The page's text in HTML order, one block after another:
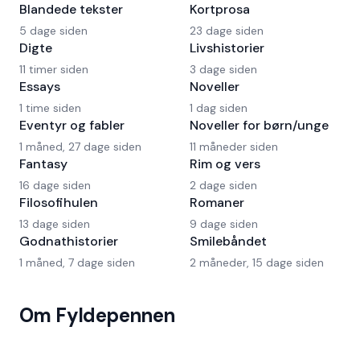
Om Fyldepennen
Blandede tekster
5 dage siden
Digte
11 timer siden
Essays
1 time siden
Eventyr og fabler
1 måned, 27 dage siden
Fantasy
16 dage siden
Filosofihulen
13 dage siden
Godnathistorier
1 måned, 7 dage siden
Kortprosa
23 dage siden
Livshistorier
3 dage siden
Noveller
1 dag siden
Noveller for børn/unge
11 måneder siden
Rim og vers
2 dage siden
Romaner
9 dage siden
Smilebåndet
2 måneder, 15 dage siden